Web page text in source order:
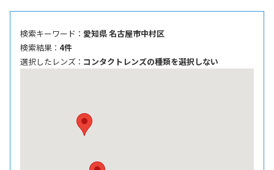
検索キーワード ： 愛知県 名古屋市中村区
検索結果 ： 4件
選択したレンズ ： コンタクトレンズの種類を選択しない